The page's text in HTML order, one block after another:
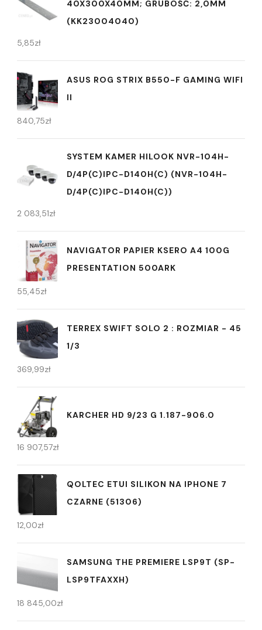
40X300X40MM; GRUBOŚĆ: 2,0MM
(KK23004040)
5,85zł
ASUS ROG STRIX B550-F GAMING WIFI
II
840,75zł
SYSTEM KAMER HILOOK NVR-104H-
D/4P(C)IPC-D140H(C) (NVR-104H-
D/4P(C)IPC-D140H(C))
2 083,51zł
NAVIGATOR PAPIER KSERO A4 100G
PRESENTATION 500ARK
55,45zł
TERREX SWIFT SOLO 2 : ROZMIAR - 45
1/3
369,99zł
KARCHER HD 9/23 G 1.187-906.0
16 907,57zł
QOLTEC ETUI SILIKON NA IPHONE 7
CZARNE (51306)
12,00zł
SAMSUNG THE PREMIERE LSP9T (SP-
LSP9TFAXXH)
18 845,00zł